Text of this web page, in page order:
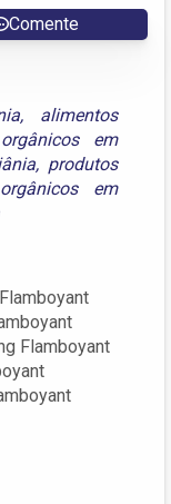
Comente
, alimentos
em
, produtos
em
Flamboyant